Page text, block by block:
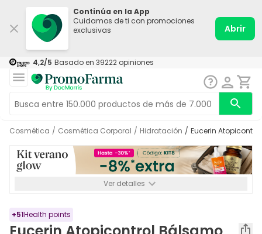
Continúa en la App
Cuidamos de ti con promociones
exclusivas
Abrir
4,2/5 Basado en 39222 opiniones
Cosmética / Cosmética Corporal / Hidratación / Eucerin
Ver detalles
+51Health points